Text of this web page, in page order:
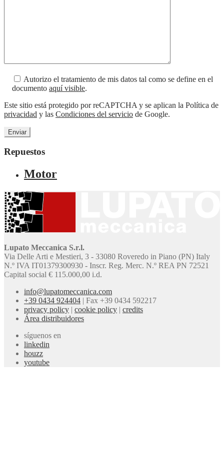
Autorizo el tratamiento de mis datos tal como se define en el
documento aquí visible.
Este sitio está protegido por reCAPTCHA y se aplican la Política de
privacidad y las Condiciones del servicio de Google.
Repuestos
Motor
Lupato Meccanica S.r.l.
Via Delle Arti e Mestieri, 3 - 33080 Roveredo in Piano (PN) Italy
N.º IVA IT01379300930 - Inscr. Reg. Merc. N.º REA PN 72521
Capital social € 115.000,00 i.d.
info@lupatomeccanica.com
+39 0434 924404 | Fax +39 0434 592217
privacy policy | cookie policy | credits
Área distribuidores
síguenos en
linkedin
houzz
youtube